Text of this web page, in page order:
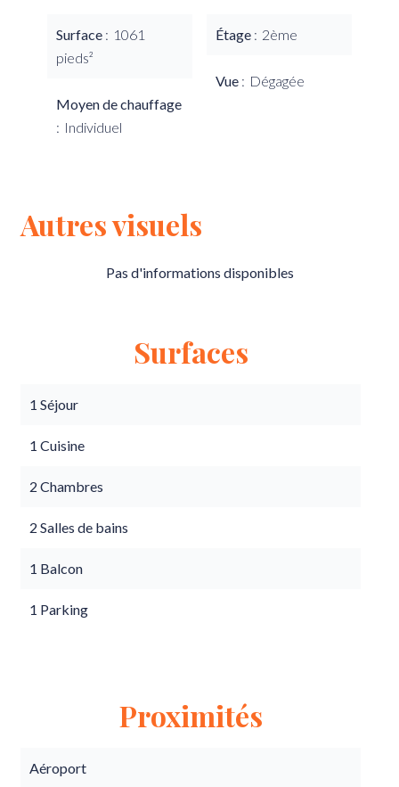
Surface
1061
pieds²
Moyen de chauffage
Individuel
Étage 2ème
Vue Dégagée
Autres visuels
Pas d'informations disponibles
Surfaces
1 Séjour
1 Cuisine
2 Chambres
2 Salles de bains
1 Balcon
1 Parking
Proximités
Aéroport